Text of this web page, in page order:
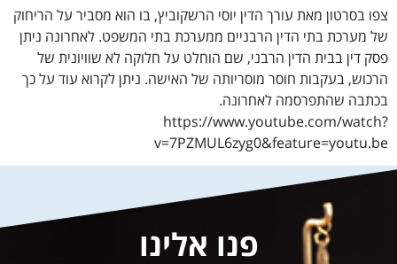
צפו בסרטון מאת עורך הדין יוסי הרשקוביץ, בו הוא מסביר על הריחוק
של מערכת בתי הדין הרבניים ממערכת בתי המשפט. לאחרונה ניתן
פסק דין בבית הדין הרבני, שם הוחלט על חלוקה לא שוויונית של
הרכוש, בעקבות חוסר מוסריותה של האישה. ניתן לקרוא עוד על כך
בכתבה שהתפרסמה לאחרונה.
https://www.youtube.com/watch?
v=7PZMUL6zyg0&feature=youtu.be
פנו אלינו